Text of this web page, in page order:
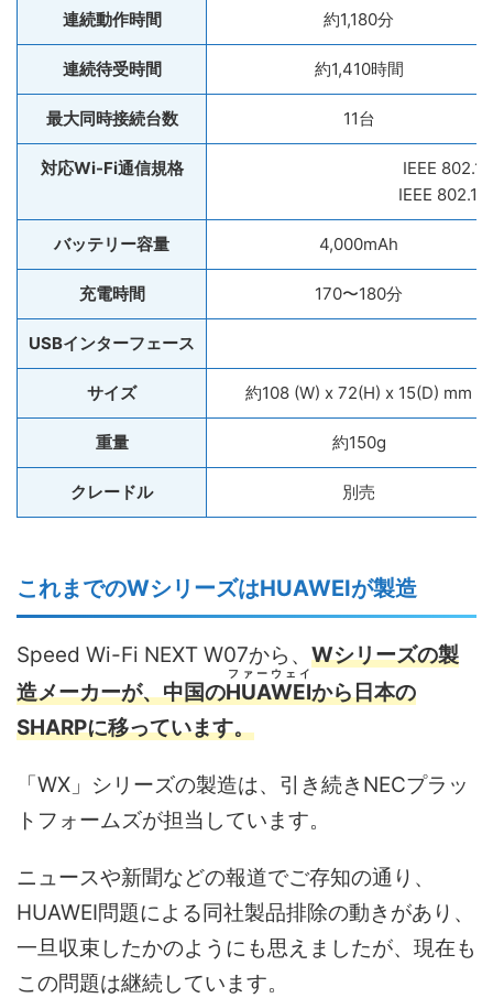
連続動作時間 約1,180分
連続待受時間 約1,410時間
最大同時接続台数 11台
対応Wi-Fi通信規格
IEEE
IEEE
バッテリー容量 4,000mAh
充電時間 170〜180分
USBインターフェース
サイズ 約108 (W) x 72(H) x 15(D) mm
重量 約150g
クレードル 別売
これまでのWシリーズはHUAWEIが製造
Speed Wi-Fi NEXT W07から、 Wシリーズの製
造メーカーが、中国のHUAWEI
ファーウェイ
から日本の
SHARPに移っています。
「WX」シリーズの製造は、引き続きNECプラッ
トフォームズが担当しています。
ニュースや新聞などの報道でご存知の通り、
HUAWEI問題による同社製品排除の動きがあり、
一旦収束したかのようにも思えましたが、現在も
この問題は継続しています。